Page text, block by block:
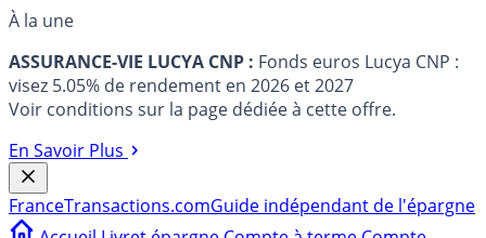
À la une
ASSURANCE-VIE LUCYA CNP : Fonds euros Lucya CNP :
visez 5.05% de rendement en 2026 et 2027
Voir conditions sur la page dédiée à cette offre.
En Savoir Plus
FranceTransactions.comGuide indépendant de l'épargne